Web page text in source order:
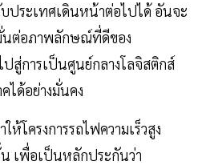
ประเทศเดินหน้าต่อไปได้ อันจะ
นต่อภาพลักษณ์ที่ดีของ
ปสู่การเป็นศูนย์กลางโลจิสติกส์
ได้อย่างมั่นคง
ห้โครงการรถไฟความเร็วสูง
เพื่อเป็นหลักประกันว่า